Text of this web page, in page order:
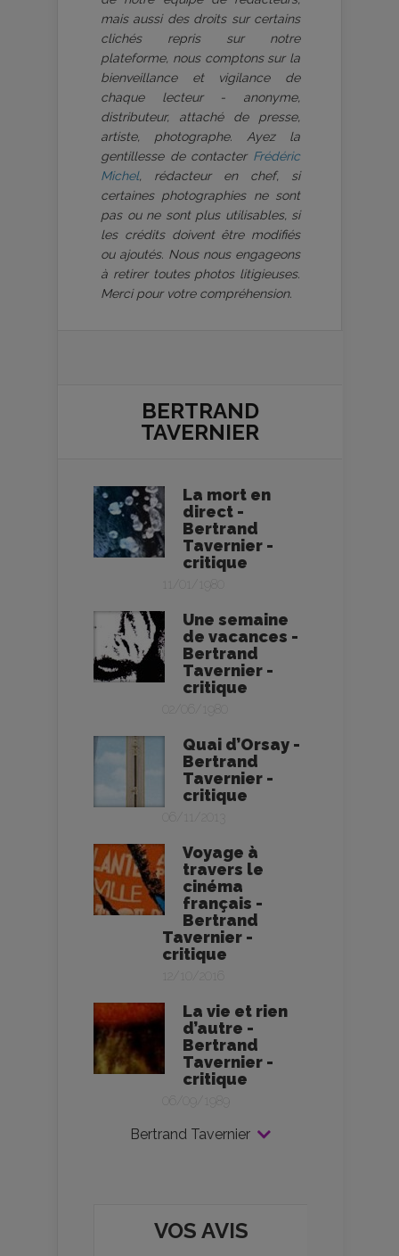
mais aussi des droits sur certains
clichés repris sur notre
plateforme, nous comptons sur la
bienveillance et vigilance de
chaque lecteur - anonyme,
distributeur, attaché de presse,
artiste, photographe. Ayez la
gentillesse de contacter Frédéric
Michel, rédacteur en chef, si
certaines photographies ne sont
pas ou ne sont plus utilisables, si
les crédits doivent être modifiés
ou ajoutés. Nous nous engageons
à retirer toutes photos litigieuses.
Merci pour votre compréhension.
BERTRAND
TAVERNIER
La mort en
direct -
Bertrand
Tavernier -
critique
11/01/1980
Une semaine
de vacances -
Bertrand
Tavernier -
critique
02/06/1980
Quai d’Orsay -
Bertrand
Tavernier -
critique
Voyage à
travers le
cinéma
français -
Bertrand
Tavernier -
critique
La vie et rien
d’autre -
Bertrand
Tavernier -
critique
06/09/1989
Bertrand Tavernier
VOS AVIS